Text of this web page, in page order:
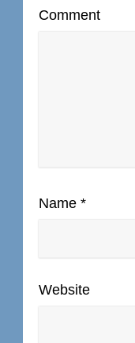
Comment
Name *
Website